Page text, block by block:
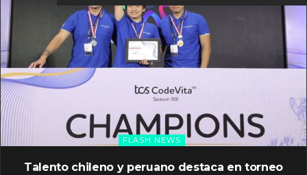
FLASH NEWS
Talento chileno y peruano destaca en torneo